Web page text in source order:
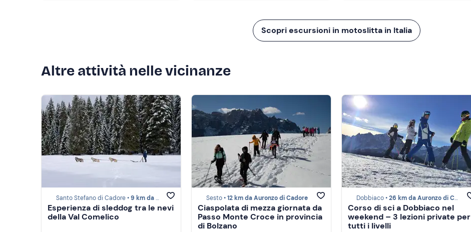
Scopri escursioni in motoslitta in Italia
Altre attività nelle vicinanze
Santo Stefano di Cadore •9 km da Auronzo di Cadore
Esperienza di sleddog tra le nevi
della Val Comelico
Sesto •12 km da Auronzo di Cadore
Ciaspolata di mezza giornata da
Passo Monte Croce in provincia
di Bolzano
Dobbiaco •26 km da Auronzo di Cadore
Corso di sci a Dobbiaco nel
weekend – 3 lezioni private per
tutti i livelli